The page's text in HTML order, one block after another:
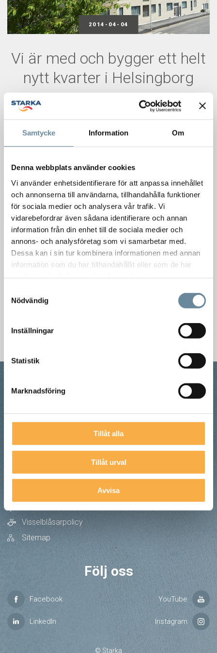
Samtycke Information Om
Denna webbplats använder cookies
Vi använder enhetsidentifierare för att anpassa innehållet
och annonserna till användarna, tillhandahålla funktioner
för sociala medier och analysera vår trafik. Vi
vidarebefordrar även sådana identifierare och annan
information från din enhet till de sociala medier och
annons- och analysföretag som vi samarbetar med.
Dessa kan i sin tur kombinera informationen med annan
information som du har tillhandahållit eller som de har
Nödvändig
Inställningar
Statistik
Marknadsföring
Tillåt alla
Tillåt urval
Avvisa
2014-04-04
Vi är med och bygger ett helt
nytt kvarter i Helsingborg
Ett nytt kvarter ska byggas på Konsul Perssons plats i
Bygget omfattar två huskroppar i sju respektive tio plan
som skall ge plats för hotell, filmstad, kontor och bostäder.
kvarteret som kallas Metropol. Den första etappen
skall uppföra betongstommen.
Stommen består bl a av 8000 m2 vita sandwichfasader,
massiva betongväggar, 15000 m2 håldäck samt
stålkomplettering. Starkas beställare är Allbygg i
Helsingborg.
Montaget pågår under 20 veckor, och är vårt, för tillfället,
Visselblåsarpolicy
Sitemap
Följ oss
Facebook YouTube
LinkedIn Instagram
© Starka